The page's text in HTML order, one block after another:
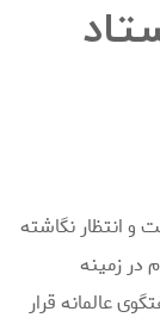
و انتظار نگاشته
در زمینه
عالمانه قرار